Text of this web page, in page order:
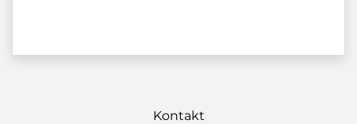
Kontakt